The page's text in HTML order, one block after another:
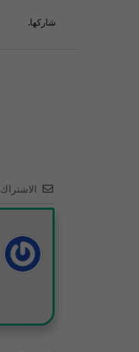
شاركها.
الاشتراك